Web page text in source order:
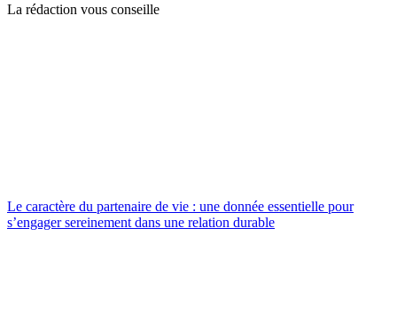
La rédaction vous conseille
Le caractère du partenaire de vie : une donnée essentielle pour
s’engager sereinement dans une relation durable